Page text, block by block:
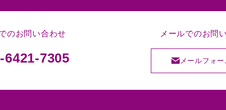
のお問い合わせ
7305
メールでのお問
メールフォ